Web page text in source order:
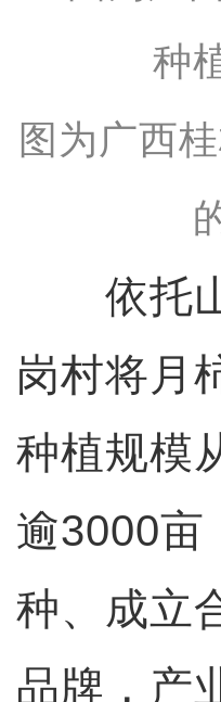
图为广西
依托山
岗村将月
种植规模
逾3000亩
种、成立
品牌，产